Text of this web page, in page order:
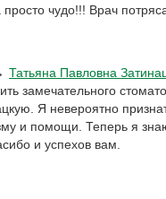
чудо!!! Врач
Татьяна Павловна
замечательного
Я невероятно
и помощи. Теперь я
и успехов вам.